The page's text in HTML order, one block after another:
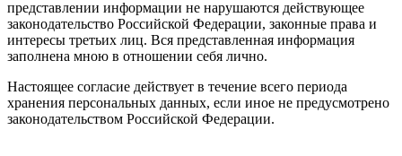
представлении информации не нарушаются действующее
законодательство Российской Федерации, законные права и
интересы третьих лиц. Вся представленная информация
заполнена мною в отношении себя лично.
Настоящее согласие действует в течение всего периода
хранения персональных данных, если иное не предусмотрено
законодательством Российской Федерации.